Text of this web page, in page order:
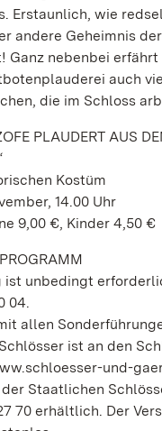
Erstaunlich, wie
andere Geheimnis
Ganz nebenbei
auch
die im Schloss
PLAUDERT AUS
Kostüm
14.00 Uhr
9,00 €, Kinder 4,50 €
ist unbedingt
04.
allen
ist an den
und-
Staatlichen
70 erhältlich. Der